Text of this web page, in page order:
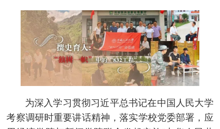
为深入学习贯彻习近平总书记在中国人民大学
考察调研时重要讲话精神，落实学校党委部署，应